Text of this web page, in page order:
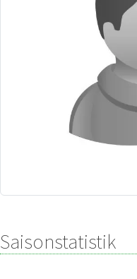
Saisonstatistik